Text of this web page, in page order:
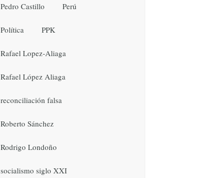
Pedro Castillo Perú
Política PPK
Rafael Lopez-Aliaga
Rafael López Aliaga
reconciliación falsa
Roberto Sánchez
Rodrigo Londoño
socialismo siglo XXI